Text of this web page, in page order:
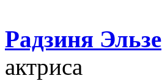
Радзиня Эльзе
актриса